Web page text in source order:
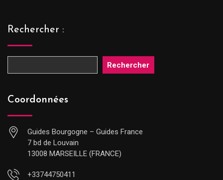
Rechercher :
Rechercher
Coordonnées
Guides Bourgogne – Guides France
7 bd de Louvain
13008 MARSEILLE (FRANCE)
+33744750411